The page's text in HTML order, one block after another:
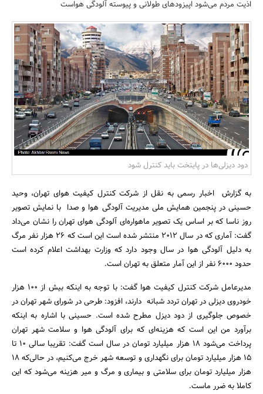
مسکن و ساختمان
اذیت مردم می‌شود اپیزودهای طولانی و پیوسته آلودگی هواست
دود دیزلی‌ها در پایتخت باید کنترل شود
به گزارش اخبار رسمی به نقل از شرکت کنترل کیفیت هوای تهران، وحید
حسینی در پنجمین همایش ملی مدیریت آلودگی هوا و صدا با نمایش تصویر
روز ناسا که بر اساس یک تصویر ماهواره‌ای آلودگی هوای تهران را نشان می‌داد
گفت: آماری که در سال 2012 منتشر شده است این است که 26 هزار نفر مرگ
به دلیل آلودگی هوا در سال وجود دارد که وزارت بهداشت اعلام کرده است
حدود 6000 نفر از این آمار متعلق به تهران است.
مدیرعامل شرکت کنترل کیفیت هوا گفت: با توجه به اینکه بیش از 100 هزار
خودروی دیزلی در تهران تردد شبانه دارند، افزود: طرحی در شورای شهر تهران در
خصوص جلوگیری از دود دیزل مطرح شده است. حسینی با اشاره به اینکه
برآورد من این است که هزینه‌ای که برای آلودگی هوا و سلامت شهر تهران
پرداخت می‌شود 18 هزار میلیارد تومان در سال است گفت: تقریبا سالی 10 تا
15 هزار میلیارد تومان برای نگهداری و توسعه شهر خرج می‌کنیم، در حالی‌که 18
هزار میلیارد تومان برای سلامتی و بیماری و مرگ و میر هزینه می‌شود که این
کاملا به ضرر ماست.